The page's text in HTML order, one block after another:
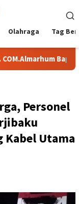
Olahraga Tag
Bapak.M
Personel
Kabel Utama